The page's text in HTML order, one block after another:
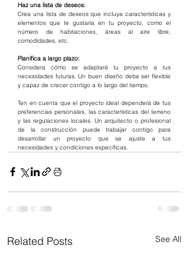
Haz una lista de deseos:
Crea una lista de deseos que incluya características y
elementos que te gustaría en tu proyecto, como el
número de habitaciones, áreas al aire libre,
comodidades, etc.
Planifica a largo plazo:
Considera cómo se adaptará tu proyecto a tus
necesidades futuras. Un buen diseño debe ser flexible
y capaz de crecer contigo a lo largo del tiempo.
Ten en cuenta que el proyecto ideal dependerá de tus
preferencias personales, las características del terreno
y las regulaciones locales. Un arquitecto o profesional
de la construcción puede trabajar contigo para
desarrollar un proyecto que se ajuste a tus
necesidades y condiciones específicas.
Related Posts See All